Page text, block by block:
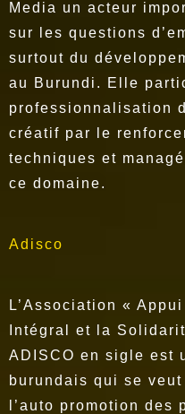
Media un acteur
sur les questions
surtout du
au Burundi. Elle
professionnalisation
créatif par le
techniques et
ce domaine.
Adisco
L’Association «
Intégral et la
ADISCO en sigle est
burundais qui se
l’auto promotion